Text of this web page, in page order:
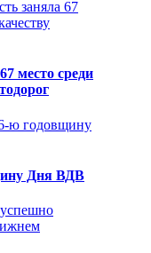
место среди
Дня ВДВ